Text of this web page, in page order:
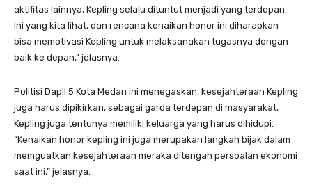
aktifitas lainnya, Kepling selalu dituntut menjadi yang terdepan.
Ini yang kita lihat, dan rencana kenaikan honor ini diharapkan
bisa memotivasi Kepling untuk melaksanakan tugasnya dengan
baik ke depan,” jelasnya.
Politisi Dapil 5 Kota Medan ini menegaskan, kesejahteraan Kepling
juga harus dipikirkan, sebagai garda terdepan di masyarakat,
Kepling juga tentunya memiliki keluarga yang harus dihidupi.
“Kenaikan honor kepling ini juga merupakan langkah bijak dalam
memguatkan kesejahteraan meraka ditengah persoalan ekonomi
saat ini,” jelasnya.